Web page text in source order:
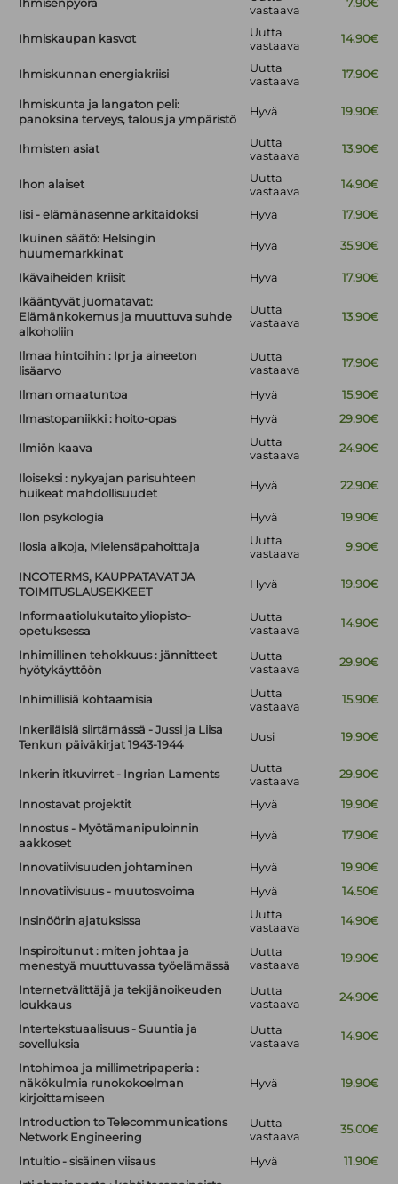
Ihmisenpyörä
vastaava
7.90€
Ihmiskaupan kasvot
Uutta
vastaava
14.90€
Ihmiskunnan energiakriisi
Uutta
vastaava
17.90€
Ihmiskunta ja langaton peli:
panoksina terveys, talous ja ympäristö
Hyvä 19.90€
Ihmisten asiat
Uutta
vastaava
13.90€
Ihon alaiset
Uutta
vastaava
14.90€
Iisi - elämänasenne arkitaidoksi Hyvä
17.90€
Ikuinen säätö: Helsingin
huumemarkkinat
Hyvä 35.90€
Ikävaiheiden kriisit Hyvä
17.90€
Ikääntyvät juomatavat:
Elämänkokemus ja muuttuva suhde
alkoholiin
Uutta
vastaava
13.90€
Ilmaa hintoihin : Ipr ja aineeton
lisäarvo
Uutta
vastaava
17.90€
Ilman omaatuntoa Hyvä
15.90€
Ilmastopaniikki : hoito-opas
Hyvä 29.90€
Ilmiön kaava
Uutta
vastaava
24.90€
Iloiseksi : nykyajan parisuhteen
huikeat mahdollisuudet
Hyvä 22.90€
Ilon psykologia Hyvä 19.90€
Ilosia aikoja, Mielensäpahoittaja
Uutta
vastaava
9.90€
INCOTERMS, KAUPPATAVAT JA
TOIMITUSLAUSEKKEET
Hyvä 19.90€
Informaatiolukutaito yliopisto-
opetuksessa
Uutta
vastaava
14.90€
Inhimillinen tehokkuus : jännitteet
hyötykäyttöön
Uutta
vastaava
29.90€
Inhimillisiä kohtaamisia
Uutta
vastaava
15.90€
Inkeriläisiä siirtämässä - Jussi ja Liisa
Tenkun päiväkirjat 1943-1944
Uusi 19.90€
Inkerin itkuvirret - Ingrian Laments
Uutta
vastaava
29.90€
Innostavat projektit Hyvä
19.90€
Innostus - Myötämanipuloinnin
aakkoset
Hyvä 17.90€
Innovatiivisuuden johtaminen Hyvä
19.90€
Innovatiivisuus - muutosvoima
Hyvä 14.50€
Insinöörin ajatuksissa
Uutta
vastaava
14.90€
Inspiroitunut : miten johtaa ja
menestyä muuttuvassa työelämässä
Uutta
vastaava
19.90€
Internetvälittäjä ja tekijänoikeuden
loukkaus
Uutta
vastaava
24.90€
Intertekstuaalisuus - Suuntia ja
sovelluksia
Uutta
vastaava
14.90€
Intohimoa ja millimetripaperia :
näkökulmia runokokoelman
kirjoittamiseen
Hyvä 19.90€
Introduction to Telecommunications
Network Engineering
Uutta
vastaava
35.00€
Intuitio - sisäinen viisaus Hyvä
11.90€